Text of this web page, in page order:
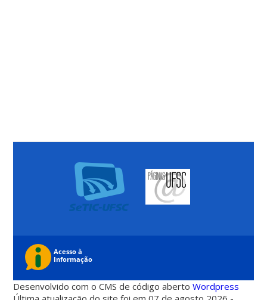
Desenvolvido com o CMS de código abertoWordpress